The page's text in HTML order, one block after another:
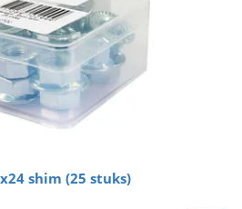
shim (25 stuks)